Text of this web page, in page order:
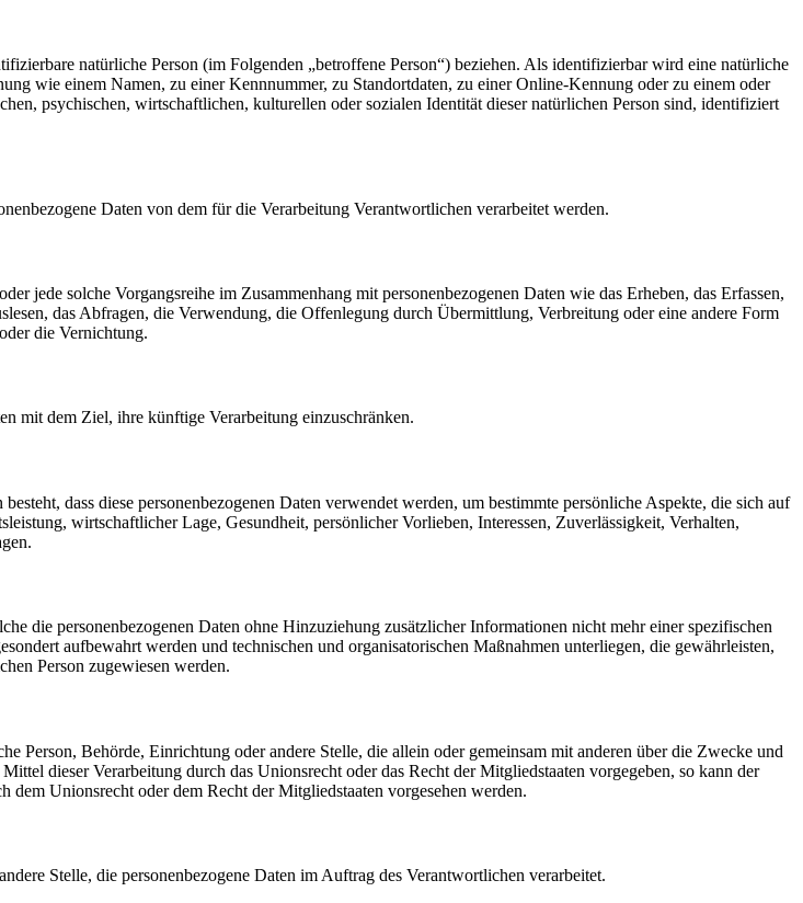
natürliche Person (im Folgenden „betroffene Person“) beziehen. Als identifizierbar wird eine natürliche
wie einem Namen, zu einer Kennnummer, zu Standortdaten, zu einer Online-Kennung oder zu einem oder
psychischen, wirtschaftlichen, kulturellen oder sozialen Identität dieser natürlichen Person sind, identifiziert
Daten von dem für die Verarbeitung Verantwortlichen verarbeitet werden.
jede solche Vorgangsreihe im Zusammenhang mit personenbezogenen Daten wie das Erheben, das Erfassen,
das Abfragen, die Verwendung, die Offenlegung durch Übermittlung, Verbreitung oder eine andere Form
die Vernichtung.
mit dem Ziel, ihre künftige Verarbeitung einzuschränken.
dass diese personenbezogenen Daten verwendet werden, um bestimmte persönliche Aspekte, die sich auf
wirtschaftlicher Lage, Gesundheit, persönlicher Vorlieben, Interessen, Zuverlässigkeit, Verhalten,
die personenbezogenen Daten ohne Hinzuziehung zusätzlicher Informationen nicht mehr einer spezifischen
aufbewahrt werden und technischen und organisatorischen Maßnahmen unterliegen, die gewährleisten,
Person zugewiesen werden.
Person, Behörde, Einrichtung oder andere Stelle, die allein oder gemeinsam mit anderen über die Zwecke und
dieser Verarbeitung durch das Unionsrecht oder das Recht der Mitgliedstaaten vorgegeben, so kann der
Unionsrecht oder dem Recht der Mitgliedstaaten vorgesehen werden.
Stelle, die personenbezogene Daten im Auftrag des Verantwortlichen verarbeitet.